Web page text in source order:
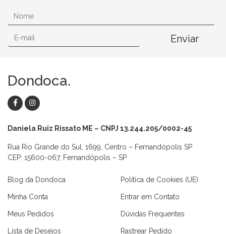
Enviar
Dondoca.
Daniela Ruiz Rissato ME – CNPJ 13.244.205/0002-45
Rua Rio Grande do Sul, 1699, Centro – Fernandópolis SP
CEP: 15600-067, Fernandópolis – SP
Blog da Dondoca
Minha Conta
Meus Pedidos
Lista de Desejos
Política de Cookies (UE)
Entrar em Contato
Dúvidas Frequentes
Rastrear Pedido